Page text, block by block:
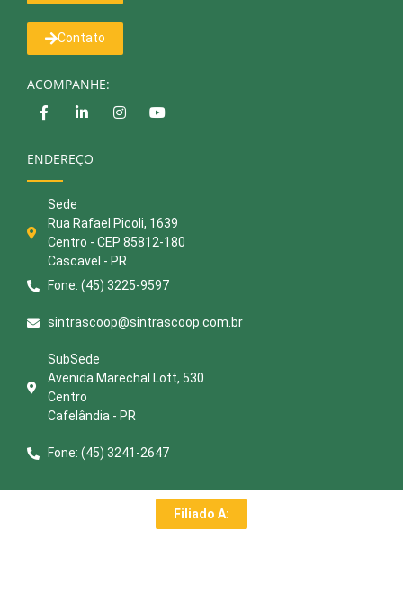
Contato
ACOMPANHE:
ENDEREÇO
Sede
Rua Rafael Picoli, 1639
Centro - CEP 85812-180
Cascavel - PR
Fone: (45) 3225-9597
sintrascoop@sintrascoop.com.br
SubSede
Avenida Marechal Lott, 530
Centro
Cafelândia - PR
Fone: (45) 3241-2647
Filiado A: